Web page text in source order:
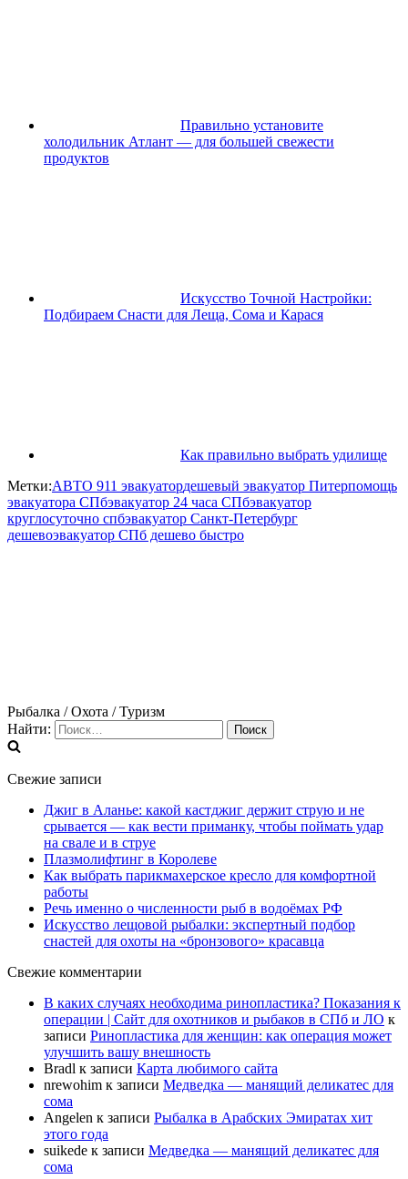
Правильно установите
холодильник Атлант — для большей свежести
продуктов
Искусство Точной Настройки:
Подбираем Снасти для Леща, Сома и Карася
Как правильно выбрать удилище
Метки:АВТО 911 эвакуатордешевый эвакуатор Питерпомощь
эвакуатора СПбэвакуатор 24 часа СПбэвакуатор
круглосуточно спбэвакуатор Санкт-Петербург
дешевоэвакуатор СПб дешево быстро
Рыбалка / Охота / Туризм
Найти:
Свежие записи
Джиг в Аланье: какой кастджиг держит струю и не
срывается — как вести приманку, чтобы поймать удар
на свале и в струе
Плазмолифтинг в Королеве
Как выбрать парикмахерское кресло для комфортной
работы
Речь именно о численности рыб в водоёмах РФ
Искусство лещовой рыбалки: экспертный подбор
снастей для охоты на «бронзового» красавца
Свежие комментарии
В каких случаях необходима ринопластика? Показания к
операции | Сайт для охотников и рыбаков в СПб и ЛО к
записи Ринопластика для женщин: как операция может
улучшить вашу внешность
Bradl к записи Карта любимого сайта
nrewohim к записи Медведка — манящий деликатес для
сома
Angelen к записи Рыбалка в Арабских Эмиратах хит
этого года
suikede к записи Медведка — манящий деликатес для
сома